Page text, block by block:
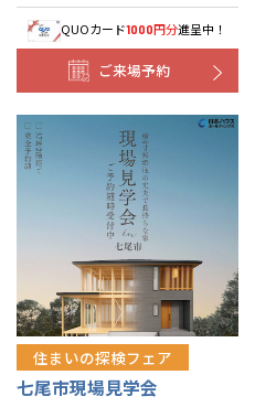
QUOカード1000円分進呈中！
ご来場予約
住まいの探検フェア
七尾市現場見学会